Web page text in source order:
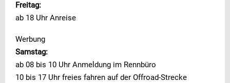
Freitag:
ab 18 Uhr Anreise
Werbung
Samstag:
ab 08 bis 10 Uhr Anmeldung im Rennbüro
10 bis 17 Uhr freies fahren auf der Offroad-Strecke